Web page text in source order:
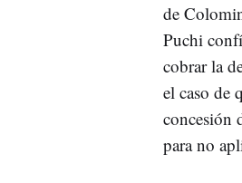
de
Puchi
cobrar la
el caso de
concesión
para no